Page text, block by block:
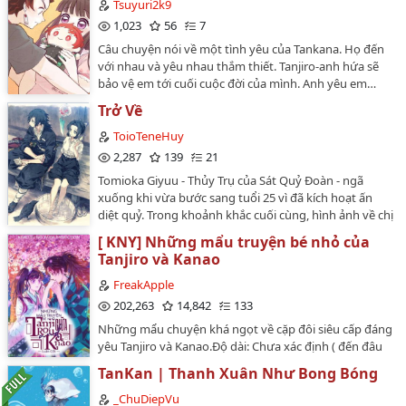
Tsuyuri2k9
1,023
56
7
Câu chuyện nói về một tình yêu của Tankana. Họ đến
với nhau và yêu nhau thắm thiết. Tanjiro-anh hứa sẽ
bảo vệ em tới cuối cuộc đời của mình. Anh yêu em…
Trở Về
ToioTeneHuy
2,287
139
21
Tomioka Giyuu - Thủy Trụ của Sát Quỷ Đoàn - ngã
xuống khi vừa bước sang tuổi 25 vì đã kích hoạt ấn
diệt quỷ. Trong khoảnh khắc cuối cùng, hình ảnh về chị
gái Tsutako, về Sabito, Makomo, Shinobu và những
đồng đội đã mất lần lượt hiện về. Anh thầm ước:"Giá
như mình có thể bảo vệ chị... ít nhất một lần."Một tia
sáng lóe lên - Giyuu bất ngờ quay về quá khứ, vào thời
điểm ba ngày trước khi Tsutako chết. Lần này, với toàn
đổi số phận.(Đây không phải là tác phẩm do tôi tự
mình sáng tác 100% và những nhân vật không thuộc
quyền sở hữu của tôi)…
[ KNY] Những mẩu truyện bé nhỏ của
Tanjiro và Kanao
FreakApple
202,263
14,842
133
Những mẩu chuyện khá ngọt về cặp đôi siêu cấp đáng
yêu Tanjiro và Kanao.Độ dài: Chưa xác định ( đến đâu
nhau. Nội dung chủ yếu xoay quanh nhân vật
chính.Các nhân vật chính không thuộc về tôi, tôi chỉ sở
TanKan | Thanh Xuân Như Bong Bóng
_ChuDiepVu